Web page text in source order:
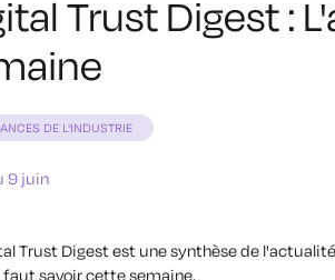
Trust Digest :
DE L'INDUSTRIE
9 juin
Trust Digest est une synthèse de
savoir cette semaine.